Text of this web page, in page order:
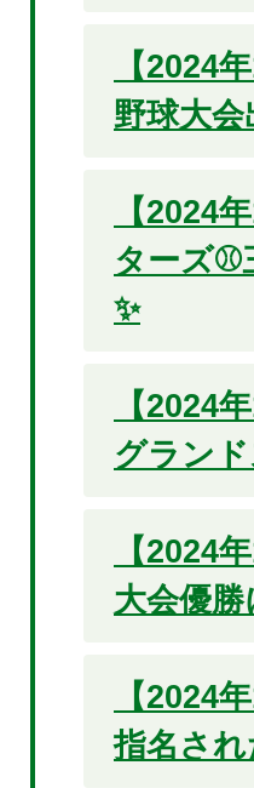
【2024
野球大
【2024
ターズ
✨
【2024
グラン
【2024
大会優
【2024
指名さ